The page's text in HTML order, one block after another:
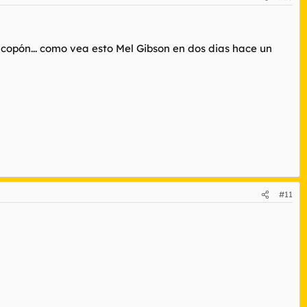
como vea esto Mel Gibson en dos dias hace un
#11